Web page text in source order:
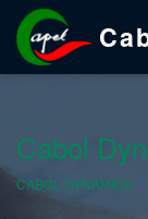
Cabol
CABOL DYNAMICS